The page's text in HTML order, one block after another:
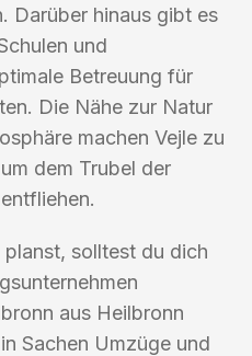
Darüber hinaus gibt es
und
Betreuung für
Die Nähe zur Natur
machen Vejle zu
dem Trubel der
solltest du dich
aus Heilbronn
Sachen Umzüge und